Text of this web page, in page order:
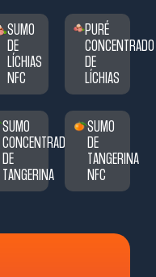
SUMO
DE
LÍCHIAS
NFC
PURÉ
CONCENTRADO
DE
LÍCHIAS
SUMO
CONCENTRADO
DE
TANGERINA
SUMO
DE
TANGERINA
NFC